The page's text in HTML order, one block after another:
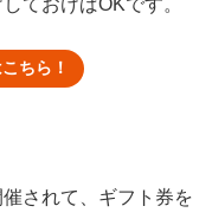
ちら！
されて、ギフト券を